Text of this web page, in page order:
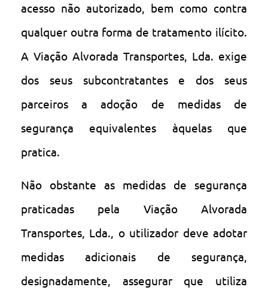
acesso não autorizado, bem como contra
qualquer outra forma de tratamento ilícito.
A Viação Alvorada Transportes, Lda. exige
dos seus subcontratantes e dos seus
parceiros a adoção de medidas de
segurança equivalentes àquelas que
pratica.
Não obstante as medidas de segurança
praticadas pela Viação Alvorada
Transportes, Lda., o utilizador deve adotar
medidas adicionais de segurança,
designadamente, assegurar que utiliza